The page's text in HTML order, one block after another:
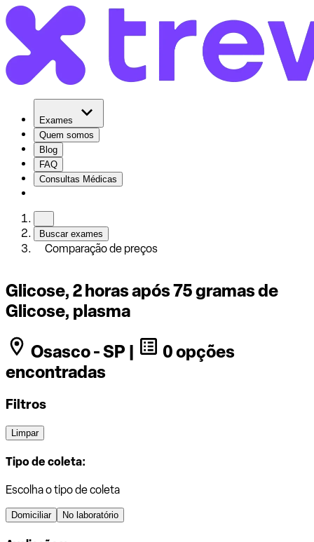
Exames
Quem somos
Blog
FAQ
Consultas Médicas
Buscar exames
Comparação de preços
Glicose, 2 horas após 75 gramas de
Glicose, plasma
Osasco - SP |
0 opções
encontradas
Filtros
Limpar
Tipo de coleta:
Escolha o tipo de coleta
Domiciliar No laboratório